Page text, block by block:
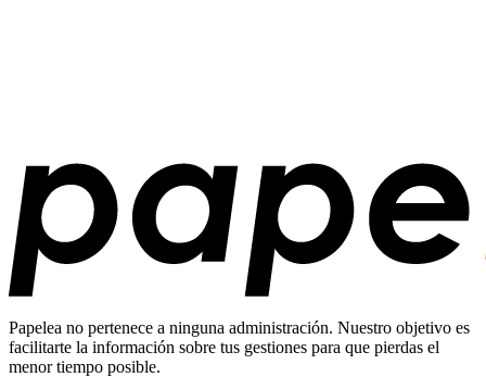
Papelea no pertenece a ninguna administración. Nuestro objetivo es
facilitarte la información sobre tus gestiones para que pierdas el
menor tiempo posible.